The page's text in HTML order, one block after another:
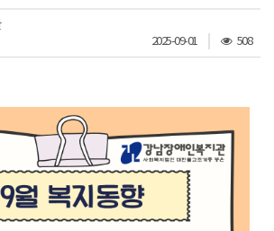
2025-09-01
조
회
508